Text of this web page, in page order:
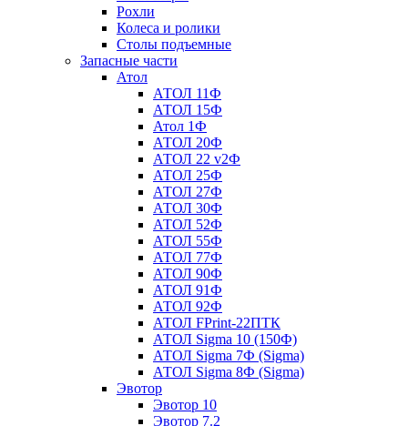
Рохли
Колеса и ролики
Столы подъемные
Запасные части
Атол
АТОЛ 11Ф
АТОЛ 15Ф
Атол 1Ф
АТОЛ 20Ф
АТОЛ 22 v2Ф
АТОЛ 25Ф
АТОЛ 27Ф
АТОЛ 30Ф
АТОЛ 52Ф
АТОЛ 55Ф
АТОЛ 77Ф
АТОЛ 90Ф
АТОЛ 91Ф
АТОЛ 92Ф
АТОЛ FPrint-22ПТК
АТОЛ Sigma 10 (150Ф)
АТОЛ Sigma 7Ф (Sigma)
АТОЛ Sigma 8Ф (Sigma)
Эвотор
Эвотор 10
Эвотор 7.2